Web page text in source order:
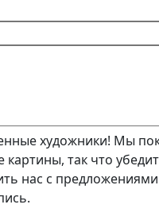
художники! Мы
картины, так что
нас с